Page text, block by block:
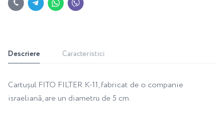
Descriere Caracteristici
Cartușul FITO FILTER K-11, fabricat de o companie
israeliană, are un diametru de 5 cm.